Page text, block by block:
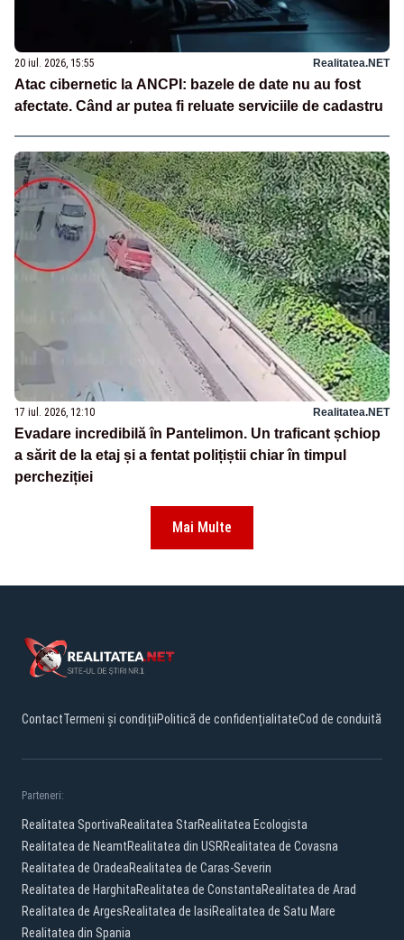
20 iul. 2026, 15:55 Realitatea.NET
Atac cibernetic la ANCPI: bazele de date nu au fost
afectate. Când ar putea fi reluate serviciile de cadastru
17 iul. 2026, 12:10 Realitatea.NET
Evadare incredibilă în Pantelimon. Un traficant șchiop
a sărit de la etaj și a fentat polițiștii chiar în timpul
percheziției
Mai Multe
ContactTermeni și condițiiPolitică de confidențialitateCod de conduită
Parteneri:
Realitatea SportivaRealitatea StarRealitatea Ecologista
Realitatea de NeamtRealitatea din USRRealitatea de Covasna
Realitatea de OradeaRealitatea de Caras-Severin
Realitatea de HarghitaRealitatea de ConstantaRealitatea de Arad
Realitatea de ArgesRealitatea de IasiRealitatea de Satu Mare
Realitatea din Spania